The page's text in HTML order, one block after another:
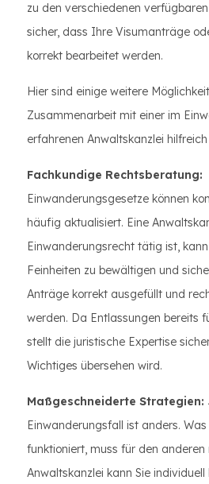
zu den verschiedenen
sicher, dass Ihre Visumanträge
korrekt bearbeitet werden.
Hier sind einige weitere
Zusammenarbeit mit einer im
erfahrenen Anwaltskanzlei
Fachkundige Rechtsberatung:
Einwanderungsgesetze können
häufig aktualisiert. Eine
Einwanderungsrecht tätig ist,
Feinheiten zu bewältigen und
Anträge korrekt ausgefüllt und
werden. Da Entlassungen bereits
stellt die juristische Expertise
Wichtiges übersehen wird.
Maßgeschneiderte Strategien:
Einwanderungsfall ist anders.
funktioniert, muss für den anderen
Anwaltskanzlei kann Sie